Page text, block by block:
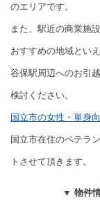
のエリアです。
また、駅近の商業施
おすすめの地域といえ
谷保駅周辺へのお引
検討ください。
国立市の女性・単身
国立市在住のベテラ
トさせて頂きます。
▼ 物件